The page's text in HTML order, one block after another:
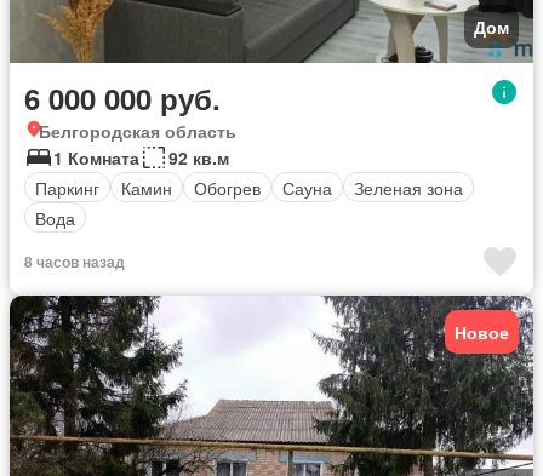
Дом
6 000 000 руб.
Белгородская область
1 Комната
92 кв.м
Паркинг
Камин Обогрев Сауна
Зеленая зона
Вода
8 часов назад
Новое